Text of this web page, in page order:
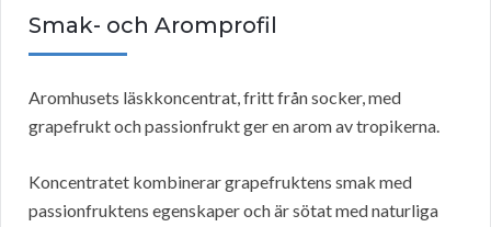
Smak- och Aromprofil
Aromhusets läskkoncentrat, fritt från socker, med
grapefrukt och passionfrukt ger en arom av tropikerna.
Koncentratet kombinerar grapefruktens smak med
passionfruktens egenskaper och är sötat med naturliga